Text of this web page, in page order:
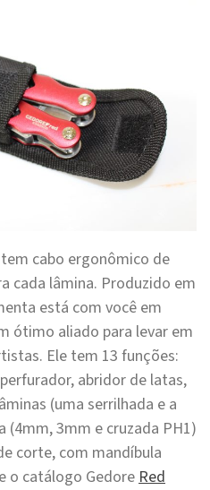
cabo ergonômico de
cada lâmina. Produzido em
está com você em
ótimo aliado para levar em
Ele tem 13 funções:
abridor de latas,
(uma serrilhada e a
(4mm, 3mm e cruzada PH1)
corte, com mandíbula
o catálogo GedoreRed